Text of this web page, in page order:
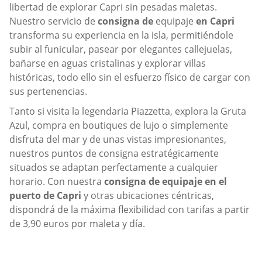
libertad de explorar Capri sin pesadas maletas.
Nuestro servicio de consigna de equipaje en Capri
transforma su experiencia en la isla, permitiéndole
subir al funicular, pasear por elegantes callejuelas,
bañarse en aguas cristalinas y explorar villas
históricas, todo ello sin el esfuerzo físico de cargar con
sus pertenencias.
Tanto si visita la legendaria Piazzetta, explora la Gruta
Azul, compra en boutiques de lujo o simplemente
disfruta del mar y de unas vistas impresionantes,
nuestros puntos de consigna estratégicamente
situados se adaptan perfectamente a cualquier
horario. Con nuestra consigna de equipaje en el
puerto de Capri y otras ubicaciones céntricas,
dispondrá de la máxima flexibilidad con tarifas a partir
de 3,90 euros por maleta y día.